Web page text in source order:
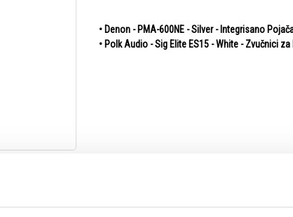
• Denon - PMA-600NE - Silver - Integrisano
• Polk Audio - Sig Elite ES15 - White - Zvučnici